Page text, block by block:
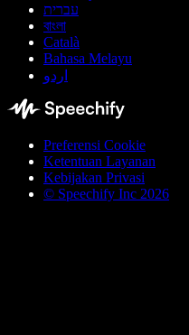
עברית
বাংলা
Català
Bahasa Melayu
اردو
Preferensi Cookie
Ketentuan Layanan
Kebijakan Privasi
© Speechify Inc 2026